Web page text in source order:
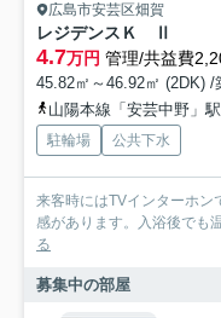
広島市安芸区畑賀
レジデンスＫ Ⅱ
4.7万円 管理/共益費
45.82㎡～46.92㎡ (2DK) /
山陽本線「安芸中野」
駐輪場 公共下水
来客時にはTVインターホン
感があります。入浴後でも
る
募集中の部屋